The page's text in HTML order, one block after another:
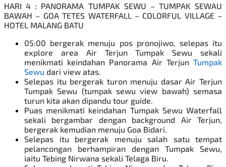
HARI 4 : PANORAMA TUMPAK SEWU – TUMPAK SEWAU
BAWAH – GOA TETES WATERFALL – COLORFUL VILLAGE –
HOTEL MALANG BATU
05:00 bergerak menuju pos pronojiwo, selepas itu
explore area Air Terjun Tumpak Sewu sekali
menikmati keindahan Panorama Air Terjun Tumpak
Sewu dari view atas.
Selepas itu bergerak turon menuju dasar Air Terjun
Tumpak Sewu (tumpak sewu view bawah) semasa
turun kita akan dipandu tour guide.
Puas menikmati keindahan Tumpak Sewu Waterfall
sekali bergambar dengan background Air Terjun,
bergerak kemudian menuju Goa Bidari.
Selepas itu bergerak menuju salah satu tempat
pelancongan berhampiran dengan Tumpak Sewu,
iaitu Tebing Nirwana sekali Telaga Biru.